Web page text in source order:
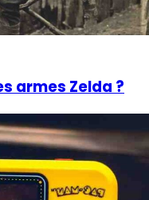
armes Zelda ?